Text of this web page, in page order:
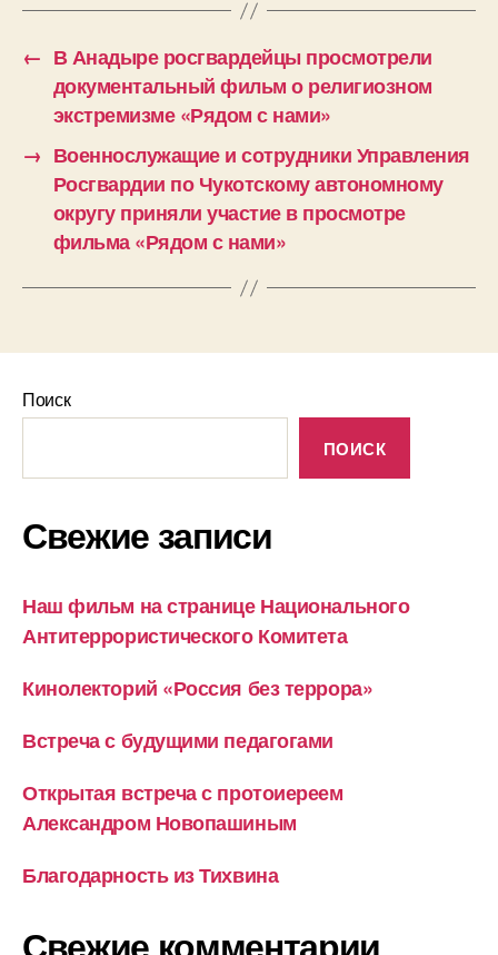
← В Анадыре росгвардейцы просмотрели
документальный фильм о религиозном
экстремизме «Рядом с нами»
→ Военнослужащие и сотрудники Управления
Росгвардии по Чукотскому автономному
округу приняли участие в просмотре
фильма «Рядом с нами»
Поиск
ПОИСК
Свежие записи
Наш фильм на странице Национального
Антитеррористического Комитета
Кинолекторий «Россия без террора»
Встреча с будущими педагогами
Открытая встреча с протоиереем
Александром Новопашиным
Благодарность из Тихвина